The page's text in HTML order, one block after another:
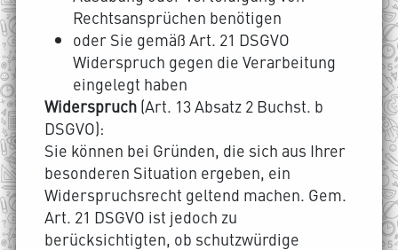
Rechtsansprüchen benötigen
oder Sie gemäß Art. 21 DSGVO
Widerspruch gegen die Verarbeitung
eingelegt haben
Widerspruch (Art. 13 Absatz 2 Buchst. b
DSGVO):
Sie können bei Gründen, die sich aus Ihrer
besonderen Situation ergeben, ein
Widerspruchsrecht geltend machen. Gem.
Art. 21 DSGVO ist jedoch zu
berücksichtigten, ob schutzwürdige